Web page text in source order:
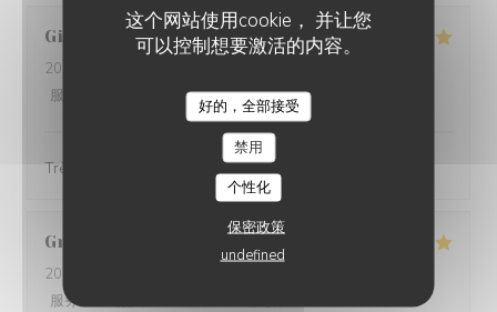
这个网站使用cookie， 并让您
可以控制想要激活的内容。
好的，全部接受
禁用
个性化
保密政策
undefined
Gilles
2026-06-23
服务
菜单:5/5 质价比:5
Très bon et très convivial
Grégoire
2026-06-18
服务